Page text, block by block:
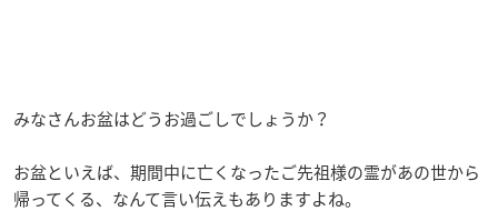
みなさんお盆はどうお過ごしでしょうか？
お盆といえば、期間中に亡くなったご先祖様の霊があの世から
帰ってくる、なんて言い伝えもありますよね。